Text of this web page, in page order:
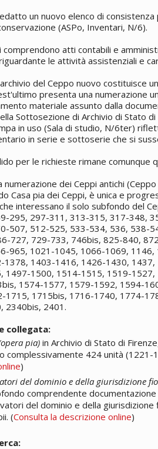
un nuovo elenco di
(ASPo, Inventari, N/6).
comprendono atti contabili e
le attività assistenziali e
del Ceppo nuovo costituisce
presenta una numerazione
materiale assunto dalla
Sottosezione di Archivio di Stato
in uso (Sala di studio, N/6ter)
in serie e sottoserie che si
per le richieste rimane comunque
numerazione dei Ceppi antichi
Casa pia dei Ceppi, è unica e
interessano il solo subfondo del
295, 297-311, 313-315, 317-348,
507, 512-525, 533-534, 536, 538-
727, 729-733, 746bis, 825-840,
965, 1021-1045, 1066-1069,
1378, 1403-1416, 1426-1430,
1497-1500, 1514-1515, 1519-
1574-1577, 1579-1592, 1594-
1715, 1715bis, 1716-1740, 1774-
2340bis, 2401.
collegata:
pia) in Archivio di Stato di
complessivamente 424 unità (1221-
)
del dominio e della giurisdizione
comprendente
del dominio e della
(Consulta la descrizione online)